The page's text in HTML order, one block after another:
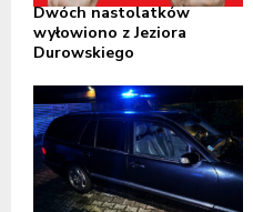
Dwóch nastolatków
wyłowiono z Jeziora
Durowskiego